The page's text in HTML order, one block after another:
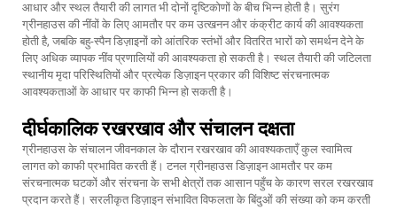
आधार और स्थल तैयारी की लागत भी दोनों दृष्टिकोणों के बीच भिन्न होती है। सुरंग
ग्रीनहाउस की नींवों के लिए आमतौर पर कम उत्खनन और कंक्रीट कार्य की आवश्यकता
होती है, जबकि बहु-स्पैन डिज़ाइनों को आंतरिक स्तंभों और वितरित भारों को समर्थन देने के
लिए अधिक व्यापक नींव प्रणालियों की आवश्यकता हो सकती है। स्थल तैयारी की जटिलता
स्थानीय मृदा परिस्थितियों और प्रत्येक डिज़ाइन प्रकार की विशिष्ट संरचनात्मक
आवश्यकताओं के आधार पर काफी भिन्न हो सकती है।
दीर्घकालिक रखरखाव और संचालन दक्षता
ग्रीनहाउस के संचालन जीवनकाल के दौरान रखरखाव की आवश्यकताएँ कुल स्वामित्व
लागत को काफी प्रभावित करती हैं। टनल ग्रीनहाउस डिज़ाइन आमतौर पर कम
संरचनात्मक घटकों और संरचना के सभी क्षेत्रों तक आसान पहुँच के कारण सरल रखरखाव
प्रदान करते हैं। सरलीकृत डिज़ाइन संभावित विफलता के बिंदुओं की संख्या को कम करती